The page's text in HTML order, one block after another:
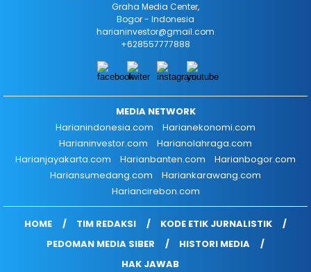
Graha Media Center,
Bogor - Indonesia
harianinvestor@gmail.com
+628557777888
MEDIA NETWORK
Harianindonesia.com
Harianekonomi.com
Harianinvestor.com
Harianolahraga.com
Harianjayakarta.com
Harianbanten.com
Harianbogor.com
Hariansumedang.com
Hariankarawang.com
Hariancirebon.com
HOME TIM REDAKSI
KODE ETIK JURNALISTIK
PEDOMAN MEDIA SIBER
HISTORI MEDIA
HAK JAWAB